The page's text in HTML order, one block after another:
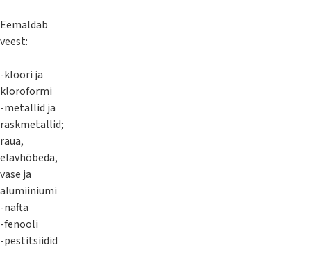
Eemaldab
veest:
-kloori ja
kloroformi
-metallid ja
raskmetallid;
raua,
elavhõbeda,
vase ja
alumiiniumi
-nafta
-fenooli
-pestitsiidid